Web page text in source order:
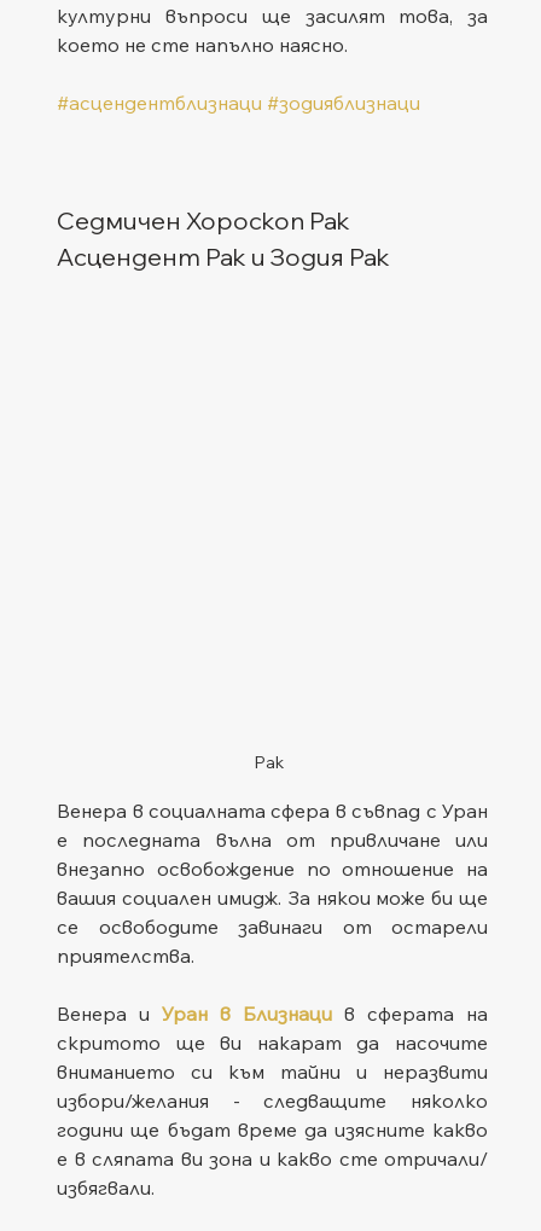
културни въпроси ще засилят това, за
което не сте напълно наясно.
#асцендентблизнаци #зодияблизнаци
Седмичен Хороскоп Рак
Асцендент Рак и Зодия Рак
Рак
Венера в социалната сфера в съвпад с Уран
е последната вълна от привличане или
внезапно освобождение по отношение на
вашия социален имидж. За някои може би ще
се освободите завинаги от остарели
приятелства.
Венера и Уран в Близнаци в сферата на
скритото ще ви накарат да насочите
вниманието си към тайни и неразвити
избори/желания - следващите няколко
години ще бъдат време да изясните какво
е в сляпата ви зона и какво сте отричали/
избягвали.